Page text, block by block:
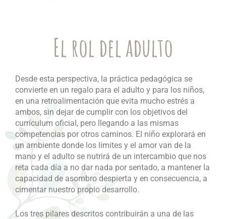
El rol del adulto
Desde esta perspectiva, la práctica pedagógica se
convierte en un regalo para el adulto y para los niños,
en una retroalimentación que evita mucho estrés a
ambos, sin dejar de cumplir con los objetivos del
currículum oficial, pero llegando a las mismas
competencias por otros caminos. El niño explorará en
un ambiente donde los límites y el amor van de la
mano y el adulto se nutrirá de un intercambio que nos
reta cada día a no dar nada por sentado, a mantener la
capacidad de asombro despierta y en consecuencia, a
cimentar nuestro propio desarrollo.
Los tres pilares descritos contribuirán a una de las